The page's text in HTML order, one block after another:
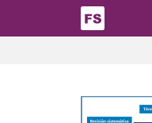
Pasar al contenido